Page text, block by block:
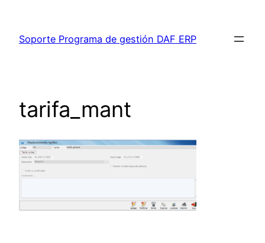
contenido
Soporte Programa de gestión DAF ERP
tarifa_mant